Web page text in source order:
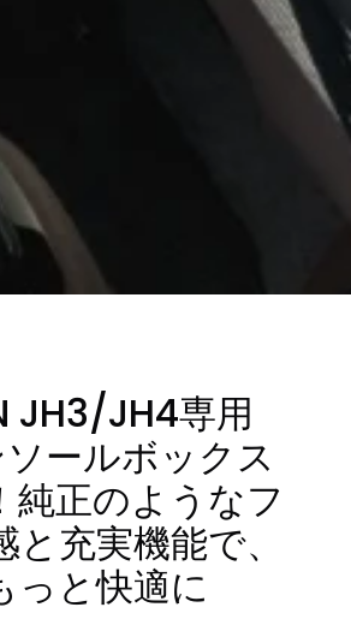
JH3/JH4専用
ソールボックス
純正のようなフ
と充実機能で、
っと快適に